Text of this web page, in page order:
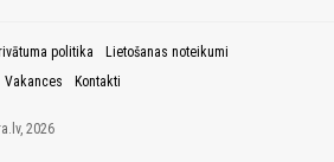
politika
Lietošanas noteikumi
Vakances Kontakti
2026